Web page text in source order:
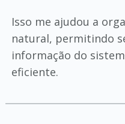
Isso me ajudou a
natural, permitindo
informação do
eficiente.